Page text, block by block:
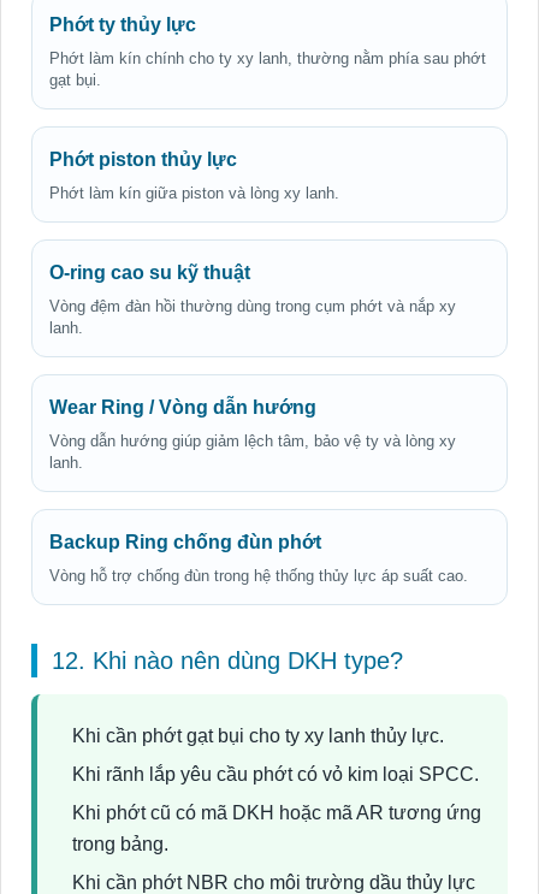
Phớt ty thủy lực
Phớt làm kín chính cho ty xy lanh, thường nằm phía sau phớt
gạt bụi.
Phớt piston thủy lực
Phớt làm kín giữa piston và lòng xy lanh.
O-ring cao su kỹ thuật
Vòng đệm đàn hồi thường dùng trong cụm phớt và nắp xy
lanh.
Wear Ring / Vòng dẫn hướng
Vòng dẫn hướng giúp giảm lệch tâm, bảo vệ ty và lòng xy
lanh.
Backup Ring chống đùn phớt
Vòng hỗ trợ chống đùn trong hệ thống thủy lực áp suất cao.
12. Khi nào nên dùng DKH type?
Khi cần phớt gạt bụi cho ty xy lanh thủy lực.
Khi rãnh lắp yêu cầu phớt có vỏ kim loại SPCC.
Khi phớt cũ có mã DKH hoặc mã AR tương ứng
trong bảng.
Khi cần phớt NBR cho môi trường dầu thủy lực